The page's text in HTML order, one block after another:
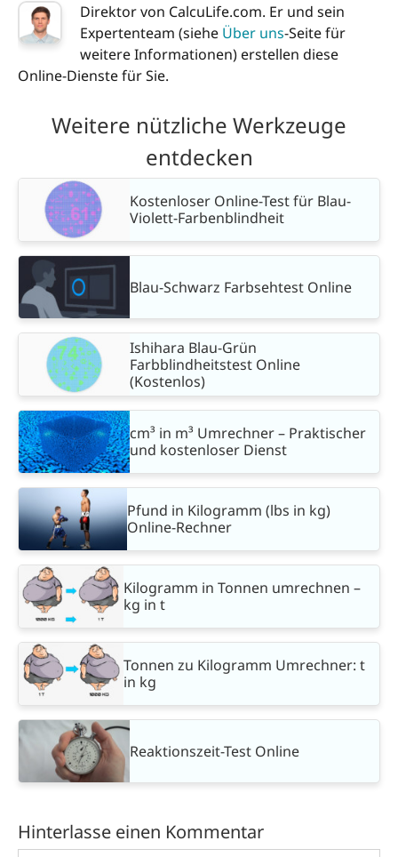
Direktor von CalcuLife.com. Er und sein
Expertenteam (siehe Über uns-Seite für
weitere Informationen) erstellen diese
Online-Dienste für Sie.
Weitere nützliche Werkzeuge
entdecken
Kostenloser Online-Test für Blau-
Violett-Farbenblindheit
Blau-Schwarz Farbsehtest Online
Ishihara Blau-Grün
Farbblindheitstest Online
(Kostenlos)
cm³ in m³ Umrechner – Praktischer
und kostenloser Dienst
Pfund in Kilogramm (lbs in kg)
Online-Rechner
Kilogramm in Tonnen umrechnen –
kg in t
Tonnen zu Kilogramm Umrechner: t
in kg
Reaktionszeit-Test Online
Hinterlasse einen Kommentar